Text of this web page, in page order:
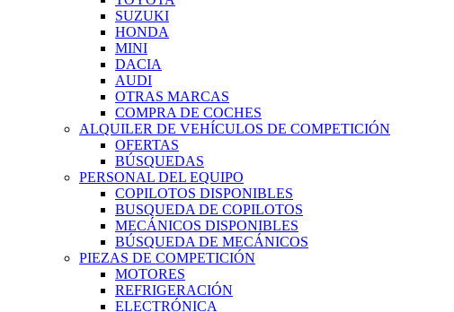
SUZUKI
HONDA
MINI
DACIA
AUDI
OTRAS MARCAS
COMPRA DE COCHES
ALQUILER DE VEHÍCULOS DE COMPETICIÓN
OFERTAS
BÚSQUEDAS
PERSONAL DEL EQUIPO
COPILOTOS DISPONIBLES
BUSQUEDA DE COPILOTOS
MECÁNICOS DISPONIBLES
BÚSQUEDA DE MECÁNICOS
PIEZAS DE COMPETICIÓN
MOTORES
REFRIGERACIÓN
ELECTRÓNICA